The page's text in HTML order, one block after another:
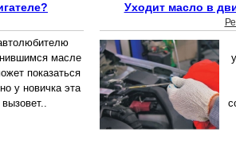
масле
показаться
у новичка эта
Уходит масло в